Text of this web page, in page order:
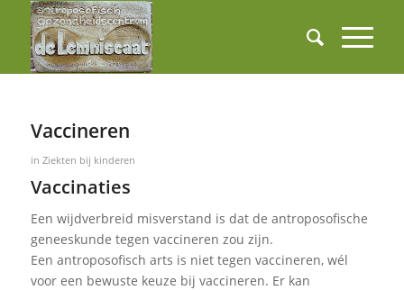
Vaccineren
in Ziekten bij kinderen
Vaccinaties
Een wijdverbreid misverstand is dat de antroposofische
geneeskunde tegen vaccineren zou zijn.
Een antroposofisch arts is niet tegen vaccineren, wél
voor een bewuste keuze bij vaccineren. Er kan